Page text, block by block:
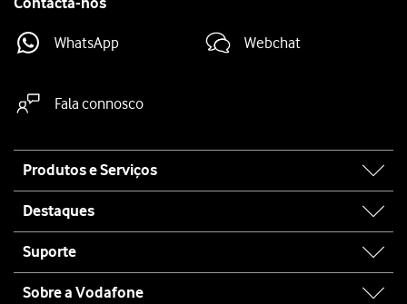
WhatsApp Webchat
Fala connosco
map
Produtos e Serviços
Destaques
Suporte
Sobre a Vodafone